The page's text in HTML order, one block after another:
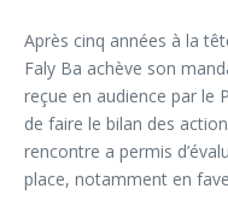
Après cinq années à la
Faly Ba achève son
reçue en audience par le
de faire le bilan des
rencontre a permis
place, notamment en